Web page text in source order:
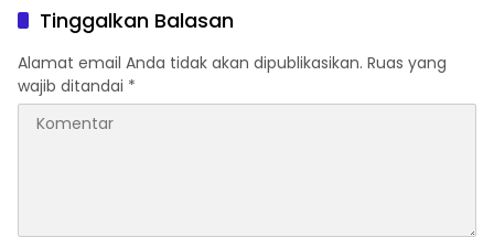
Tinggalkan Balasan
Alamat email Anda tidak akan dipublikasikan. Ruas yang
wajib ditandai *